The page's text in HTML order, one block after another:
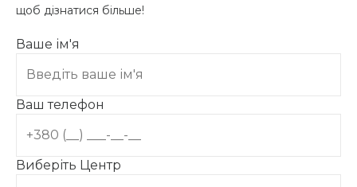
щоб дізнатися більше!
Ваше ім'я
Ваш телефон
Виберіть Центр